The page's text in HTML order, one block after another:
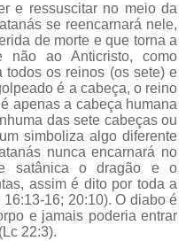
e ressuscitar no meio da
se reencarnará nele,
de morte e que torna a
ao Anticristo, como
todos os reinos (os sete) e
é a cabeça, o reino
apenas a cabeça humana
das sete cabeças ou
simboliza algo diferente
nunca encarnará no
satânica o dragão e o
assim é dito por toda a
16; 20:10). O diabo é
e jamais poderia entrar
22:3).